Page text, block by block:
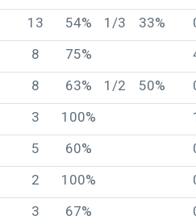
13 54% 1/3 33%
8 75%
8 63% 1/2 50%
3 100%
5 60%
2 100%
3 67%